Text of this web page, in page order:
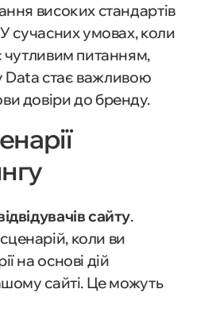
високих стандартів
сучасних умовах, коли
чутливим питанням,
Data стає важливою
довіри до бренду.
сайту.
коли ви
на основі дій
сайті. Це можуть